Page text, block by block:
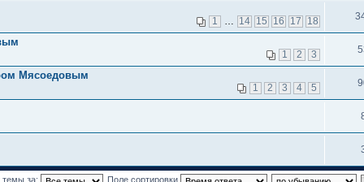
1 14 15 16 17 18
1 2 3
Мясоедовым
1 2 3 4 5
темы за: Поле сортировки